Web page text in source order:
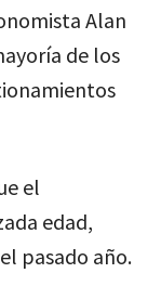
Alan
de los
el
edad,
pasado año.